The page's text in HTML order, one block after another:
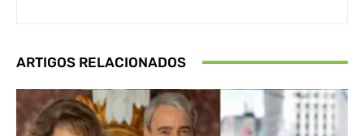
ARTIGOS RELACIONADOS